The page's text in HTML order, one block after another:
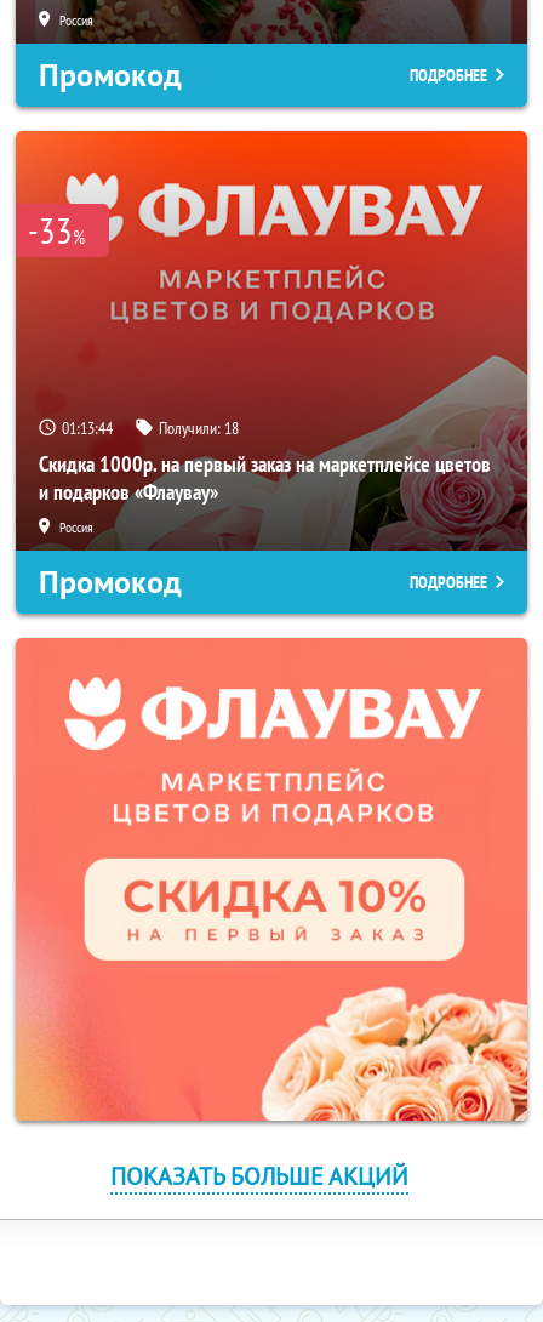
Россия
Промокод ПОДРОБНЕЕ
-33%
01:13:44 Получили: 18
Скидка 1000р. на первый заказ на маркетплейсе цветов
и подарков «Флаувау»
Россия
Промокод ПОДРОБНЕЕ
ПОКАЗАТЬ БОЛЬШЕ АКЦИЙ